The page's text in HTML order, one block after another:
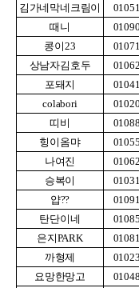
김가네막네크림이
때니
콩이23
상남자김호두
포돼지
colabori
띠비
힝이옴먀
나여진
승복이
얍??
탄단이네
은지PARK
까형제
요망한망고